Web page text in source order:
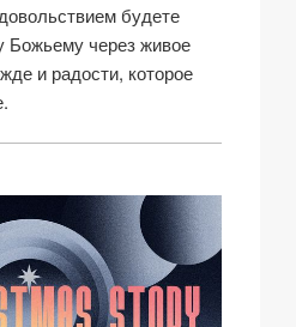
будете
Божьему через живое
и радости, которое